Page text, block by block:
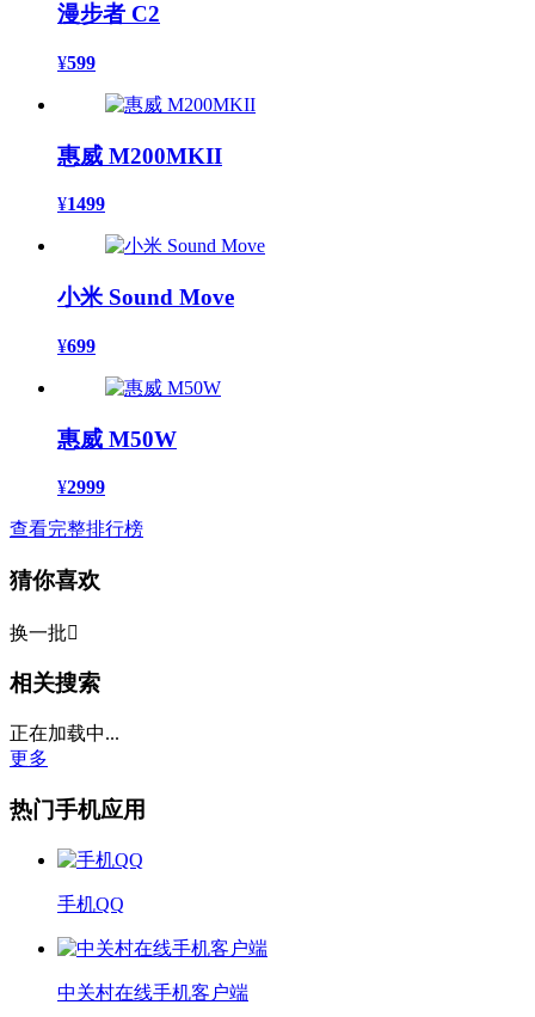
漫步者 C2
¥599
惠威 M200MKII
¥1499
小米 Sound Move
¥699
惠威 M50W
¥2999
查看完整排行榜
猜你喜欢
换一批
相关搜索
正在加载中...
更多
热门手机应用
手机QQ
中关村在线手机客户端